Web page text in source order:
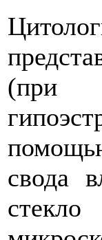
(при
свода